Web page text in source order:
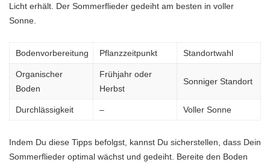
Licht erhält. Der Sommerflieder gedeiht am besten in voller
Sonne.
Bodenvorbereitung Pflanzzeitpunkt Standortwahl
Organischer
Boden
Frühjahr oder
Herbst
Sonniger Standort
Durchlässigkeit – Voller Sonne
Indem Du diese Tipps befolgst, kannst Du sicherstellen, dass Dein
Sommerflieder optimal wächst und gedeiht. Bereite den Boden